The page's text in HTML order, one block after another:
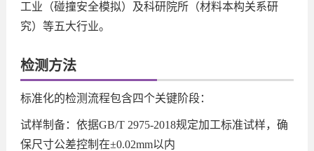
工业（碰撞安全模拟）及科研院所（材料本构关系研
究）等五大行业。
检测方法
标准化的检测流程包含四个关键阶段：
试样制备：依据GB/T 2975-2018规定加工标准试样，确
保尺寸公差控制在±0.02mm以内